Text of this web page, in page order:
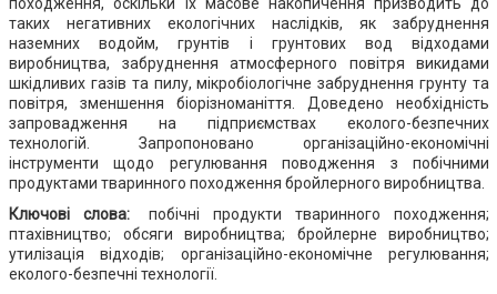
таких негативних екологічних наслідків, як забруднення
наземних водойм, грунтів і грунтових вод відходами
виробництва, забруднення атмосферного повітря викидами
шкідливих газів та пилу, мікробіологічне забруднення грунту та
повітря, зменшення біорізноманіття. Доведено необхідність
запровадження на підприємствах еколого-безпечних
технологій. Запропоновано організаційно-економічні
інструменти щодо регулювання поводження з побічними
продуктами тваринного походження бройлерного виробництва.
Ключові слова:
побічні продукти тваринного походження;
птахівництво; обсяги виробництва; бройлерне виробництво;
утилізація відходів; організаційно-економічне регулювання;
еколого-безпечні технології.